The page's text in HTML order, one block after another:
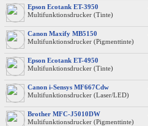
Epson Ecotank ET-3950
Multifunktionsdrucker (Tinte)
Canon Maxify MB5150
Multifunktionsdrucker (Pigmenttinte)
Epson Ecotank ET-4950
Multifunktionsdrucker (Tinte)
Canon i-Sensys MF667Cdw
Multifunktionsdrucker (Laser/LED)
Brother MFC-J5010DW
Multifunktionsdrucker (Pigmenttinte)